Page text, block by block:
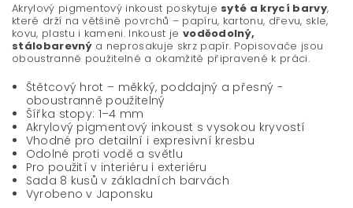
Akrylový pigmentový inkoust poskytuje syté a krycí barvy,
které drží na většině povrchů – papíru, kartonu, dřevu, skle,
kovu, plastu i kameni. Inkoust je voděodolný,
stálobarevný a neprosakuje skrz papír. Popisovače jsou
oboustranně použitelné a okamžitě připravené k práci.
Štětcový hrot – měkký, poddajný a přesný -
oboustranně použitelný
Šířka stopy: 1–4 mm
Akrylový pigmentový inkoust s vysokou kryvostí
Vhodné pro detailní i expresivní kresbu
Odolné proti vodě a světlu
Pro použití v interiéru i exteriéru
Sada 8 kusů v základních barvách
Vyrobeno v Japonsku